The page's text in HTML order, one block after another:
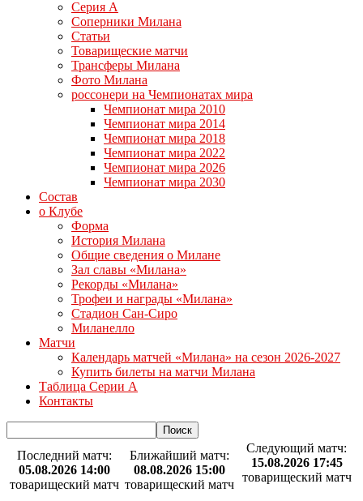
Серия А
Соперники Милана
Статьи
Товарищеские матчи
Трансферы Милана
Фото Милана
россонери на Чемпионатах мира
Чемпионат мира 2010
Чемпионат мира 2014
Чемпионат мира 2018
Чемпионат мира 2022
Чемпионат мира 2026
Чемпионат мира 2030
Состав
о Клубе
Форма
История Милана
Общие сведения о Милане
Зал славы «Милана»
Рекорды «Милана»
Трофеи и награды «Милана»
Стадион Сан-Сиро
Миланелло
Матчи
Календарь матчей «Милана» на сезон 2026-2027
Купить билеты на матчи Милана
Таблица Серии А
Контакты
Последний матч:
05.08.2026 14:00
товарищеский матч
Ближайший матч:
08.08.2026 15:00
товарищеский матч
Следующий матч:
15.08.2026 17:45
товарищеский матч